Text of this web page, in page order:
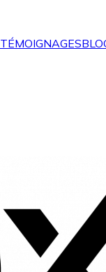
TÉMOIGNAGES